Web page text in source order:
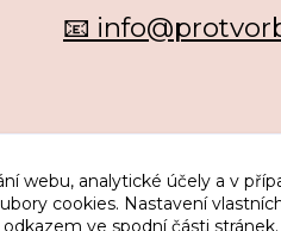
📧
webu, analytické účely a v
cookies. Nastavení
ve spodní části stránek.